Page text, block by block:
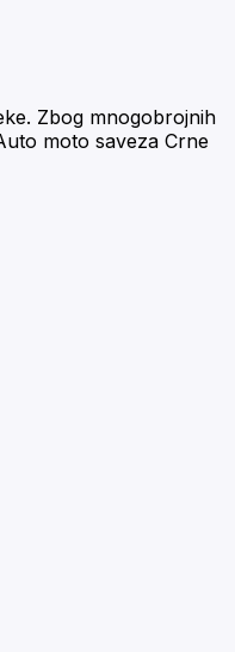
Zbog mnogobrojnih
moto saveza Crne